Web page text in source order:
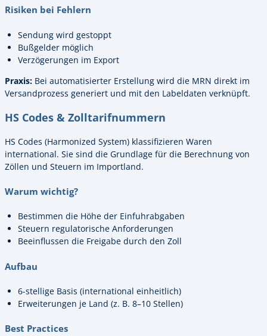
Risiken bei Fehlern
Sendung wird gestoppt
Bußgelder möglich
Verzögerungen im Export
Praxis: Bei automatisierter Erstellung wird die MRN direkt im
Versandprozess generiert und mit den Labeldaten verknüpft.
HS Codes & Zolltarifnummern
HS Codes (Harmonized System) klassifizieren Waren
international. Sie sind die Grundlage für die Berechnung von
Zöllen und Steuern im Importland.
Warum wichtig?
Bestimmen die Höhe der Einfuhrabgaben
Steuern regulatorische Anforderungen
Beeinflussen die Freigabe durch den Zoll
Aufbau
6-stellige Basis (international einheitlich)
Erweiterungen je Land (z. B. 8–10 Stellen)
Best Practices